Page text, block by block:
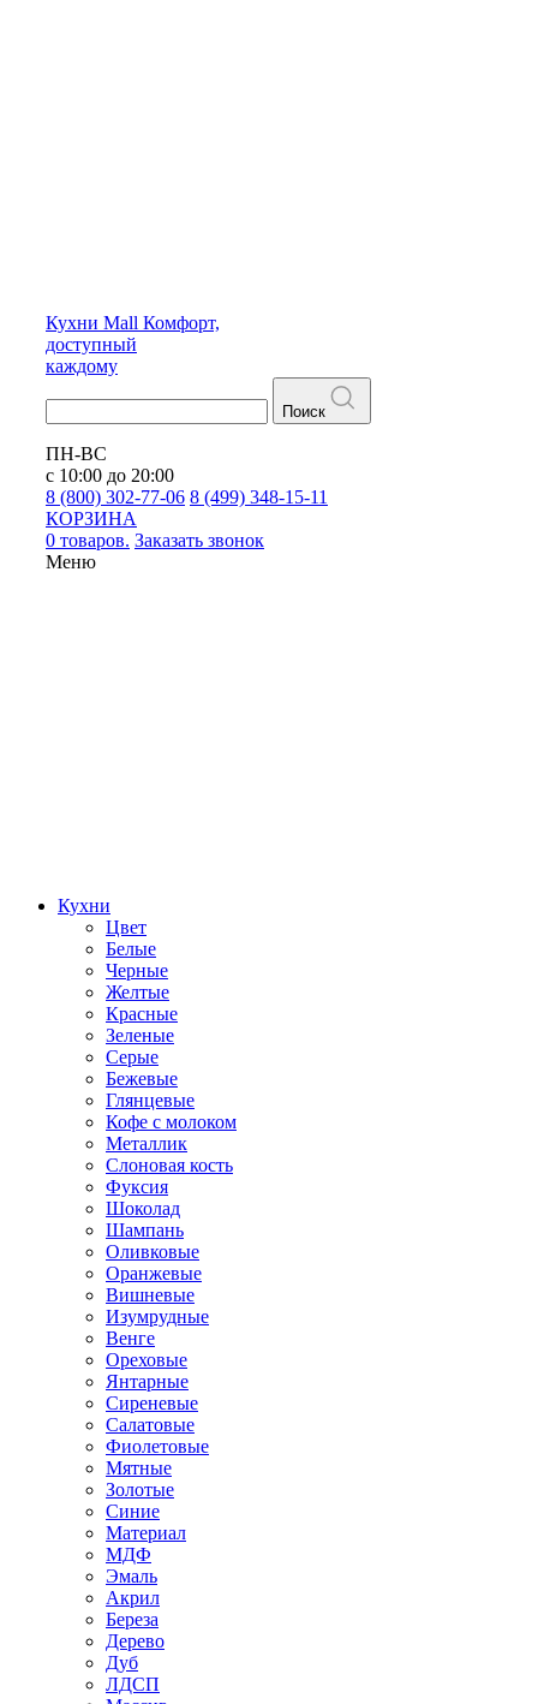
Кухни Mall Комфорт,
доступный
каждому
Поиск
ПН-ВС
с 10:00 до 20:00
8 (800) 302-77-06 8 (499) 348-15-11
КОРЗИНА
0 товаров. Заказать звонок
Меню
Кухни
Цвет
Белые
Черные
Желтые
Красные
Зеленые
Серые
Бежевые
Глянцевые
Кофе с молоком
Металлик
Слоновая кость
Фуксия
Шоколад
Шампань
Оливковые
Оранжевые
Вишневые
Изумрудные
Венге
Ореховые
Янтарные
Сиреневые
Салатовые
Фиолетовые
Мятные
Золотые
Синие
Материал
МДФ
Эмаль
Акрил
Береза
Дерево
Дуб
ЛДСП